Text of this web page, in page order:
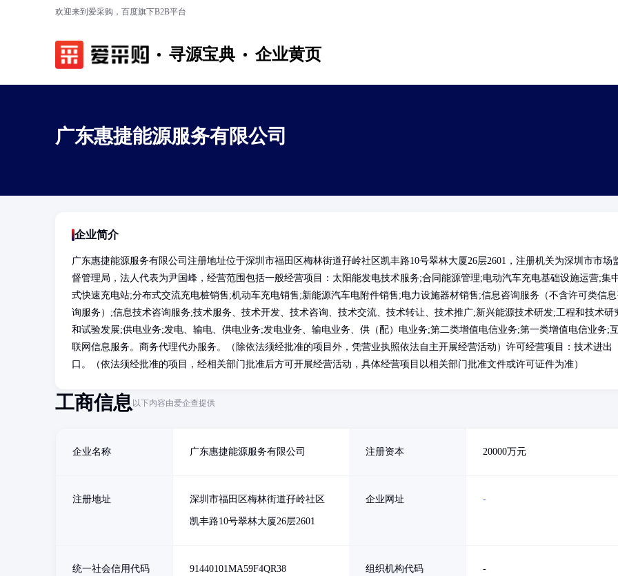
欢迎来到爱采购，百度旗下B2B平台
寻源宝典 企业黄页
广东惠捷能源服务有限公司
企业简介
广东惠捷能源服务有限公司注册地址位于深圳市福田区梅林街道孖岭社区凯丰路10号翠林大厦26层2601，注册机关为深圳市市场
督管理局，法人代表为尹国峰，经营范围包括一般经营项目：太阳能发电技术服务;合同能源管理;电动汽车充电基础设施运营;集
式快速充电站;分布式交流充电桩销售;机动车充电销售;新能源汽车电附件销售;电力设施器材销售;信息咨询服务（不含许可类信
询服务）;信息技术咨询服务;技术服务、技术开发、技术咨询、技术交流、技术转让、技术推广;新兴能源技术研发;工程和技术研
和试验发展;供电业务;发电、输电、供电业务;发电业务、输电业务、供（配）电业务;第二类增值电信业务;第一类增值电信业务;互
联网信息服务。商务代理代办服务。（除依法须经批准的项目外，凭营业执照依法自主开展经营活动）许可经营项目：技术进出
口。（依法须经批准的项目，经相关部门批准后方可开展经营活动，具体经营项目以相关部门批准文件或许可证件为准）
工商信息以下内容由爱企查提供
企业名称 广东惠捷能源服务有限公司 注册资本 20000万元
注册地址 深圳市福田区梅林街道孖岭社区
凯丰路10号翠林大厦26层2601
企业网址 -
统一社会信用代码 91440101MA59F4QR38 组织机构代码 -